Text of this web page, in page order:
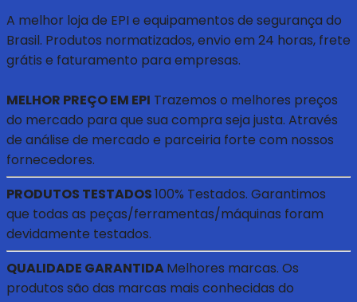
A melhor loja de EPI e equipamentos de segurança do
Brasil. Produtos normatizados, envio em 24 horas, frete
grátis e faturamento para empresas.
MELHOR PREÇO EM EPI Trazemos o melhores preços
do mercado para que sua compra seja justa. Através
de análise de mercado e parceiria forte com nossos
fornecedores.
PRODUTOS TESTADOS100% Testados. Garantimos
que todas as peças/ferramentas/máquinas foram
devidamente testados.
QUALIDADE GARANTIDAMelhores marcas. Os
produtos são das marcas mais conhecidas do